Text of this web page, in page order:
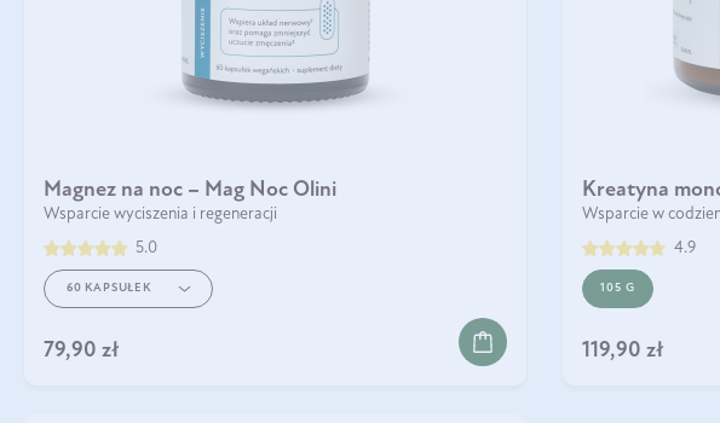
Magnez na noc – Mag Noc Olini
Wsparcie wyciszenia i regeneracji
5.0
60 KAPSUŁEK
79,90 zł
Kreatyna
Wsparcie w
4.9
105 G
119,90 zł
DO KOSZYKA